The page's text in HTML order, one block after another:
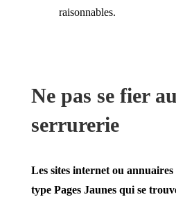
raisonnables.
Ne pas se fier
serrurerie
Les sites internet ou
type Pages Jaunes qui se